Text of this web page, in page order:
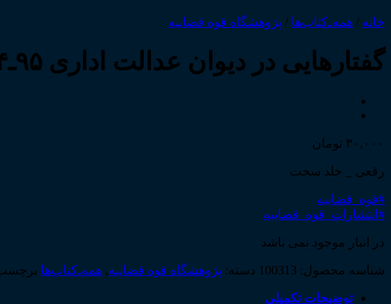
خانه / همه‌ـ‌کتاب‌ها / پژوهشگاه قوه قضاییه
گفتارهایی در دیوان عدالت اداری ۹۵ـ۹۴
۳۰,۰۰۰ تومان
رقعی _ جلد سخت
#قوه_قضاییه
#انتشارات_قوه_قضاییه
در انبار موجود نمی باشد
شناسه محصول: 100313 دسته: پژوهشگاه قوه قضاییه, همه‌ـ‌کتاب‌ها
توضیحات تکمیلی